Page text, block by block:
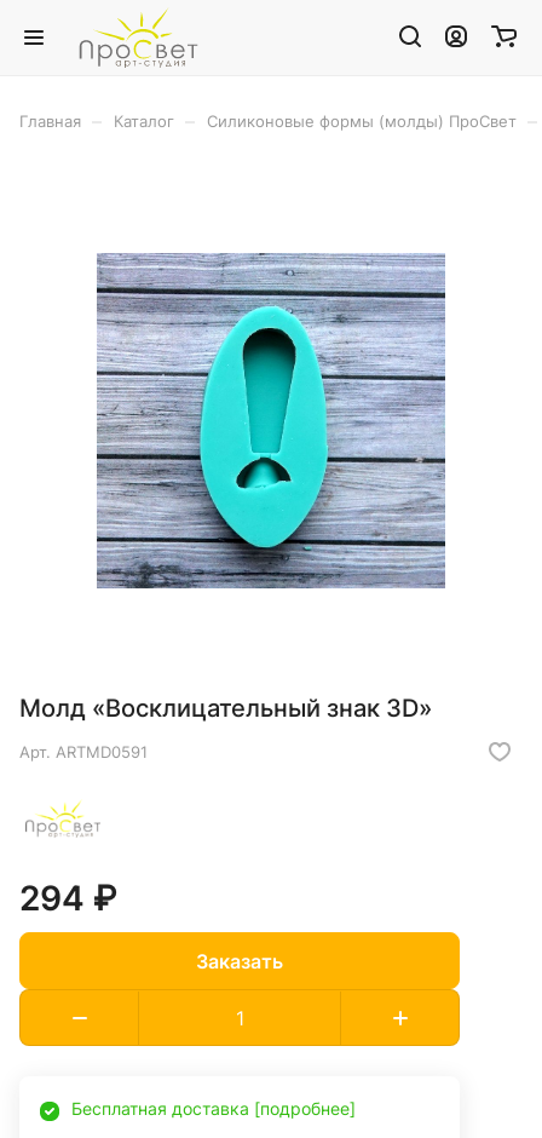
Главная Каталог Силиконовые формы (молды) ПроСвет
Молд «Восклицательный знак 3D»
Арт. ARTMD0591
294 ₽
Заказать
Бесплатная доставка [подробнее]